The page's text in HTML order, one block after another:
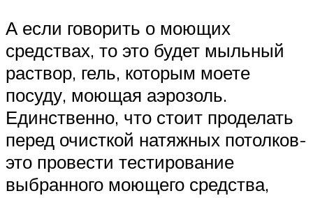
А если говорить о моющих
средствах, то это будет мыльный
раствор, гель, которым моете
посуду, моющая аэрозоль.
Единственно, что стоит проделать
перед очисткой натяжных потолков-
это провести тестирование
выбранного моющего средства,